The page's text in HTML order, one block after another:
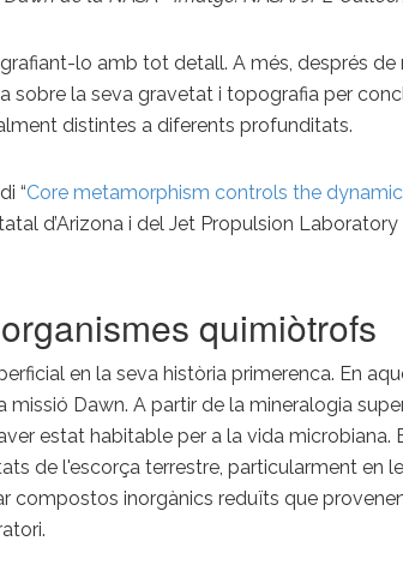
lo amb tot detall. A més, després
la seva gravetat i topografia per
distintes a diferents profunditats.
“Core metamorphism controls the
d’Arizona i del Jet Propulsion
quimiòtrofs
en la seva història primerenca. En
Dawn. A partir de la mineralogia
estat habitable per a la vida microbiana.
de l'escorça terrestre, particularment en
inorgànics reduïts que